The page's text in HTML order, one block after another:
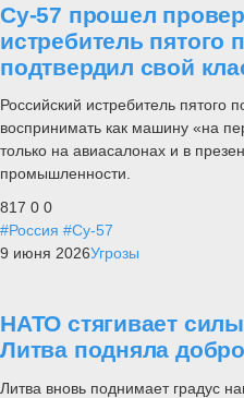
Су-57 прошел
истребитель пятого
подтвердил свой
Российский истребитель пятого
воспринимать как машину «на
только на авиасалонах и в
промышленности.
817 0 0
#Россия #Су-57
9 июня 2026Угрозы
НАТО стягивает
Литва подняла
Литва вновь поднимает градус